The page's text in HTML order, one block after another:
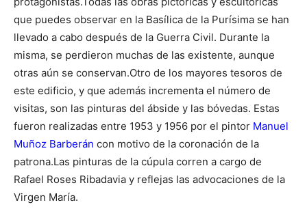
que puedes observar en la Basílica de la Purísima se han
llevado a cabo después de la Guerra Civil. Durante la
misma, se perdieron muchas de las existente, aunque
otras aún se conservan.Otro de los mayores tesoros de
este edificio, y que además incrementa el número de
visitas, son las pinturas del ábside y las bóvedas. Estas
fueron realizadas entre 1953 y 1956 por el pintor Manuel
Muñoz Barberán con motivo de la coronación de la
patrona.Las pinturas de la cúpula corren a cargo de
Rafael Roses Ribadavia y reflejas las advocaciones de la
Virgen María.